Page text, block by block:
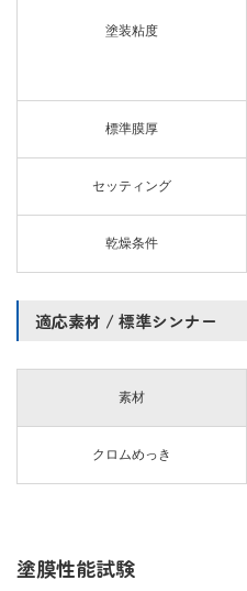
塗装粘度
標準膜厚
セッティング
乾燥条件
適応素材 / 標準シンナー
素材
クロムめっき
塗膜性能試験